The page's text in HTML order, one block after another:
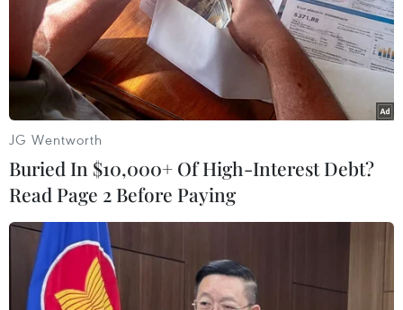
(Ảnh: Xuân Mai/Vietnam+)
JG Wentworth
Buried In $10,000+ Of High-Interest Debt?
Read Page 2 Before Paying